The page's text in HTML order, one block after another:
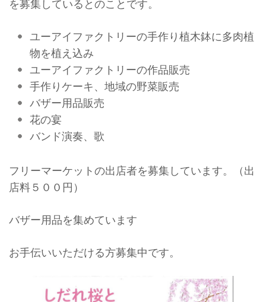
ユーアイファクトリーの手作り植木鉢に多肉植
物を植え込み
ユーアイファクトリーの作品販売
手作りケーキ、地域の野菜販売
バザー用品販売
花の宴
バンド演奏、歌
フリーマーケットの出店者を募集しています。（出
店料５００円）
バザー用品を集めています
お手伝いいただける方募集中です。